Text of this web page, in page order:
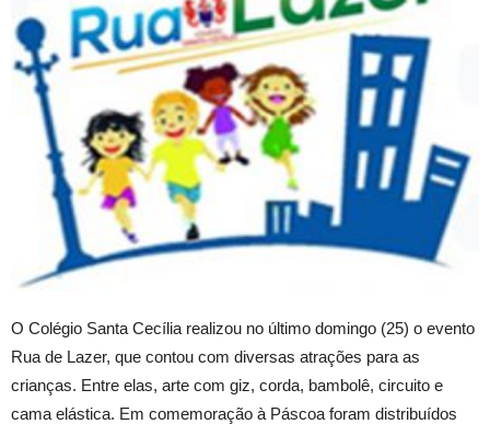
O Colégio Santa Cecília realizou no último domingo (25) o evento
Rua de Lazer, que contou com diversas atrações para as
crianças. Entre elas, arte com giz, corda, bambolê, circuito e
cama elástica. Em comemoração à Páscoa foram distribuídos